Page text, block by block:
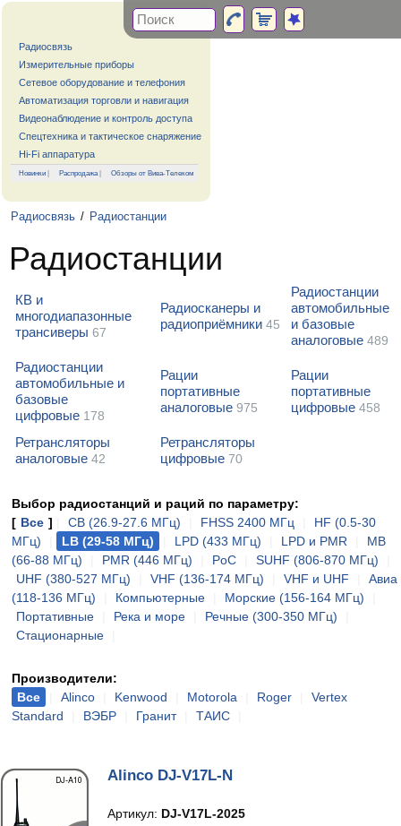
Радиосвязь
Измерительные приборы
Сетевое оборудование и телефония
Автоматизация торговли и навигация
Видеонаблюдение и контроль доступа
Спецтехника и тактическое снаряжение
Hi-Fi аппаратура
Новинки | Распродажа| Обзоры от Вива-Телеком
Радиосвязь / Радиостанции
Радиостанции
КВ и
многодиапазонные
трансиверы 67
Радиосканеры и
радиоприёмники 45
Радиостанции
автомобильные
и базовые
аналоговые 489
Радиостанции
автомобильные и
базовые
цифровые 178
Рации
портативные
аналоговые 975
Рации
портативные
цифровые 458
Ретрансляторы
аналоговые 42
Ретрансляторы
цифровые 70
Выбор радиостанций и раций по параметру:
[ Все ] CB (26.9-27.6 МГц) FHSS 2400 МГц
HF (0.5-30
МГц)
LB (29-58 МГц) LPD (433 МГц) LPD и PMR
MB
(66-88 МГц)
PMR (446 МГц) PoC SUHF (806-870 МГц)
UHF (380-527 МГц)
VHF (136-174 МГц) VHF и UHF
Авиа
(118-136 МГц)
Компьютерные Морские (156-164 МГц)
Портативные
Река и море Речные (300-350 МГц)
Стационарные
Производители:
Все
Alinco Kenwood Motorola Roger
Vertex
Standard
ВЭБР Гранит ТАИС
Alinco DJ-V17L-N
Артикул: DJ-V17L-2025